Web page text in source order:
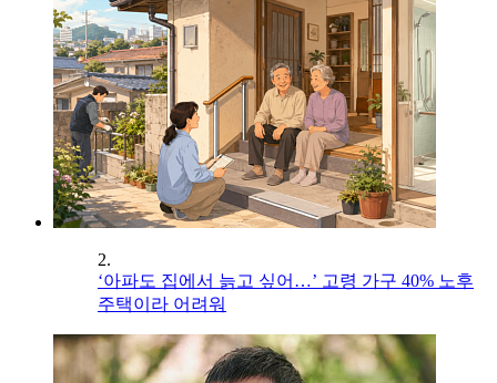
2.
‘아파도 집에서 늙고 싶어…’ 고령 가구 40% 노후
주택이라 어려워